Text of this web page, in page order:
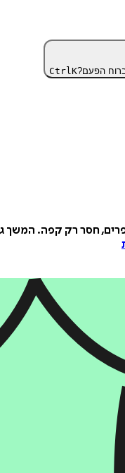
הפעם? CtrlK
חסר רק קפה. המשך